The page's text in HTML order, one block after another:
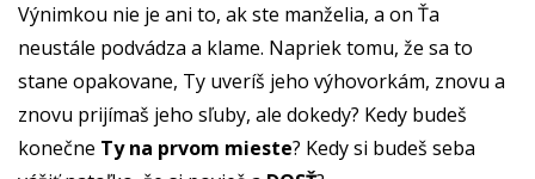
Výnimkou nie je ani to, ak ste manželia, a on Ťa
neustále podvádza a klame. Napriek tomu, že sa to
stane opakovane, Ty uveríš jeho výhovorkám, znovu a
znovu prijímaš jeho sľuby, ale dokedy? Kedy budeš
konečne Ty na prvom mieste? Kedy si budeš seba